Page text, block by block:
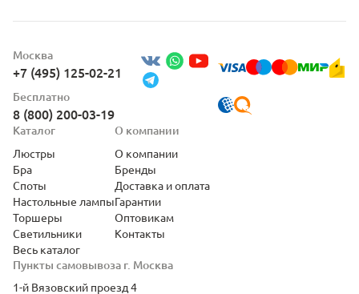
Москва
+7 (495) 125-02-21
Бесплатно
8 (800) 200-03-19
Пункты самовывоза г. Москва
1-й Вязовский проезд 4
Каталог
Люстры
Бра
Споты
Настольные лампы
Торшеры
Светильники
Весь каталог
О компании
О компании
Бренды
Доставка и оплата
Гарантии
Оптовикам
Контакты